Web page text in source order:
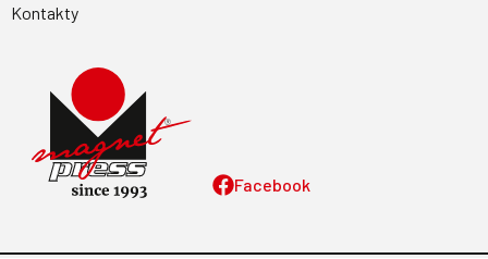
Facebook
Kontakty